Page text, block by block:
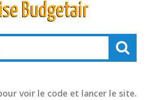
Budgetair
voir le code et lancer le site.